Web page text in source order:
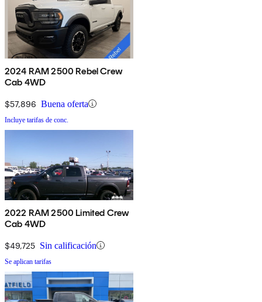
2024 RAM 2500 Rebel Crew
Cab 4WD
$57,896 Buena oferta
Incluye tarifas de conc.
2022 RAM 2500 Limited Crew
Cab 4WD
$49,725 Sin calificación
Se aplican tarifas